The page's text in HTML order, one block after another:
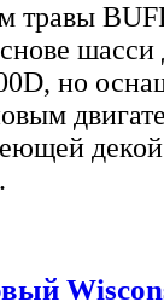
травы
шасси
но